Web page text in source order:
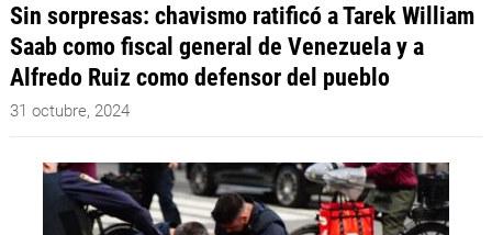
Sin sorpresas: chavismo ratificó a Tarek William
Saab como fiscal general de Venezuela y a
Alfredo Ruiz como defensor del pueblo
31 octubre, 2024